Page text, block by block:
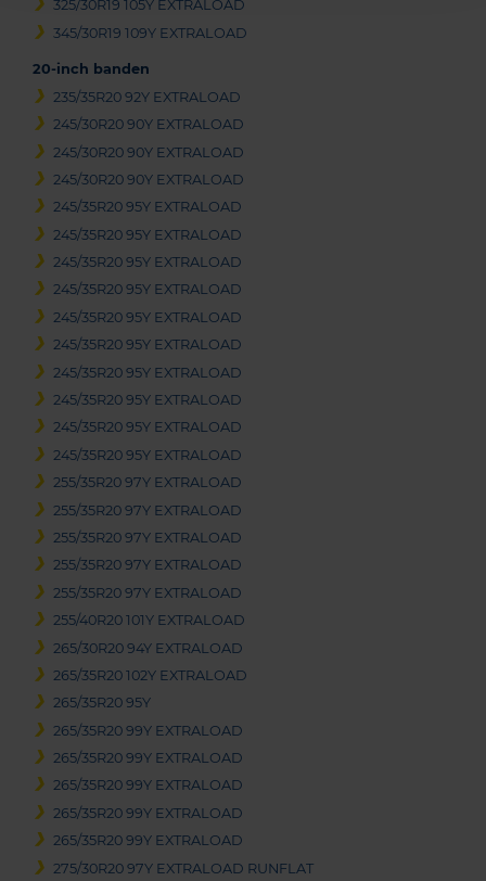
325/30R19 105Y EXTRALOAD
345/30R19 109Y EXTRALOAD
20-inch banden
235/35R20 92Y EXTRALOAD
245/30R20 90Y EXTRALOAD
245/30R20 90Y EXTRALOAD
245/30R20 90Y EXTRALOAD
245/35R20 95Y EXTRALOAD
245/35R20 95Y EXTRALOAD
245/35R20 95Y EXTRALOAD
245/35R20 95Y EXTRALOAD
245/35R20 95Y EXTRALOAD
245/35R20 95Y EXTRALOAD
245/35R20 95Y EXTRALOAD
245/35R20 95Y EXTRALOAD
245/35R20 95Y EXTRALOAD
245/35R20 95Y EXTRALOAD
255/35R20 97Y EXTRALOAD
255/35R20 97Y EXTRALOAD
255/35R20 97Y EXTRALOAD
255/35R20 97Y EXTRALOAD
255/35R20 97Y EXTRALOAD
255/40R20 101Y EXTRALOAD
265/30R20 94Y EXTRALOAD
265/35R20 102Y EXTRALOAD
265/35R20 95Y
265/35R20 99Y EXTRALOAD
265/35R20 99Y EXTRALOAD
265/35R20 99Y EXTRALOAD
265/35R20 99Y EXTRALOAD
265/35R20 99Y EXTRALOAD
275/30R20 97Y EXTRALOAD RUNFLAT